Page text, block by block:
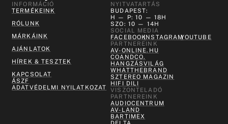
INFORMÁCIÓ
TERMÉKEINK
RÓLUNK
MÁRKÁINK
AJÁNLATOK
HÍREK & TESZTEK
KAPCSOLAT
ÁSZF
ADATVÉDELMI NYILATKOZAT
NYITVATARTÁS
BUDAPEST:
H — P: 10 — 18H
SZO: 10 — 14H
SOCIAL MEDIA
FACEBOOKINSTAGRAMYOUTUBE
PARTNEREINK
AV-ONLINE.HU
COANDCO.
HANGZÁSVILÁG
WHATTHEBRAND
SZTEREO MAGAZIN
HIFI DILI
VISZONTELADÓ
PARTNEREINK
AUDIOCENTRUM
AV-LAND
BARTIMEX